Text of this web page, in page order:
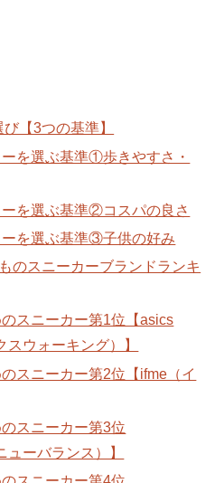
【3つの基準】
を選ぶ基準①歩きやすさ・
を選ぶ基準②コスパの良さ
を選ぶ基準③子供の好み
のスニーカーブランドランキ
スニーカー第1位【asics
ウォーキング）】
スニーカー第2位【ifme（イ
スニーカー第3位
ューバランス）】